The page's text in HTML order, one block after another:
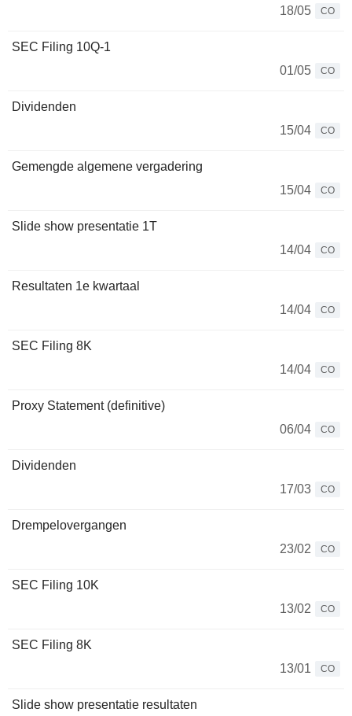
18/05
CO
SEC Filing 10Q-1
01/05
CO
Dividenden
15/04
CO
Gemengde algemene vergadering
15/04
CO
Slide show presentatie 1T
14/04
CO
Resultaten 1e kwartaal
14/04
CO
SEC Filing 8K
14/04
CO
Proxy Statement (definitive)
06/04
CO
Dividenden
17/03
CO
Drempelovergangen
23/02
CO
SEC Filing 10K
13/02
CO
SEC Filing 8K
13/01
CO
Slide show presentatie resultaten